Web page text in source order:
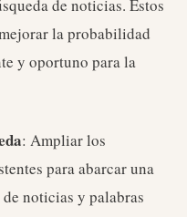
de noticias. Estos
la probabilidad
y oportuno para la
: Ampliar los
para abarcar una
noticias y palabras